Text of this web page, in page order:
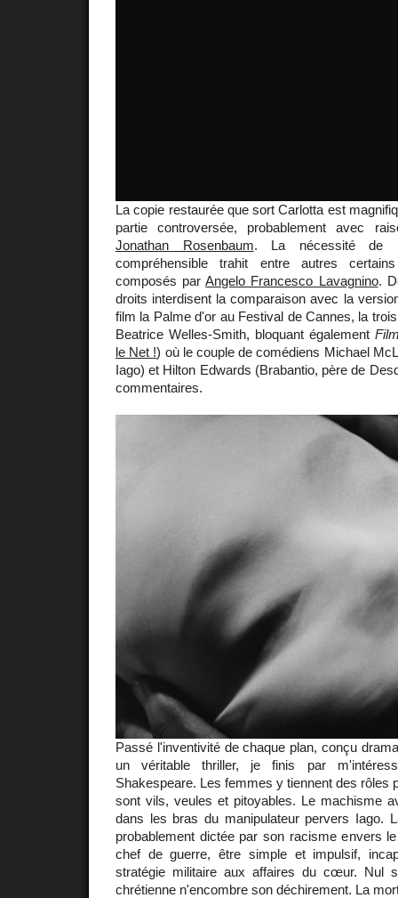
La copie restaurée que sort Carlotta est
partie controversée, probablement avec
Jonathan Rosenbaum. La nécessité de
compréhensible trahit entre autres
composés parAngelo Francesco Lavagnino.
droits interdisent la comparaison avec la
film la Palme d'or au Festival de Cannes, la
Beatrice Welles-Smith, bloquant également
le Net !) où le couple de comédiens Michael
Iago) et Hilton Edwards (Brabantio, père de
commentaires.
Passé l'inventivité de chaque plan, conçu
un véritable thriller, je finis par
Shakespeare. Les femmes y tiennent des rôles
sont vils, veules et pitoyables. Le machisme
dans les bras du manipulateur pervers Iago.
probablement dictée par son racisme envers
chef de guerre, être simple et impulsif,
stratégie militaire aux affaires du cœur. Nul
chrétienne n'encombre son déchirement. La